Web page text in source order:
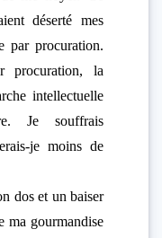
déserté mes
par procuration.
procuration, la
intellectuelle
Je souffrais
je moins de
dos et un baiser
ma gourmandise